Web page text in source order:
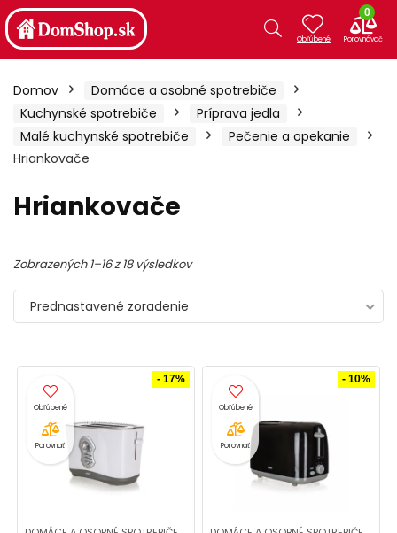
0
Domov
Domáce a osobné spotrebiče
Kuchynské spotrebiče
Príprava jedla
Malé kuchynské spotrebiče
Pečenie a opekanie
Hriankovače
Hriankovače
Zobrazených 1–16 z 18 výsledkov
Prednastavené zoradenie
Porovnať
- 17%
Porovnať
- 10%